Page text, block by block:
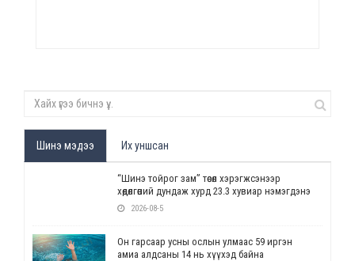
Шинэ мэдээ Их уншсан
“Шинэ тойрог зам” төсөл хэрэгжсэнээр
хөдөлгөөний дундаж хурд 23.3 хувиар нэмэгдэнэ
2026-08-5
Он гарсаар усны ослын улмаас 59 иргэн
амиа алдсаны 14 нь хүүхэд байна